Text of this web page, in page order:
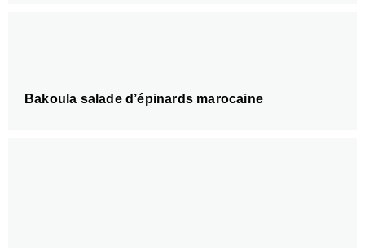
Bakoula salade d’épinards marocaine